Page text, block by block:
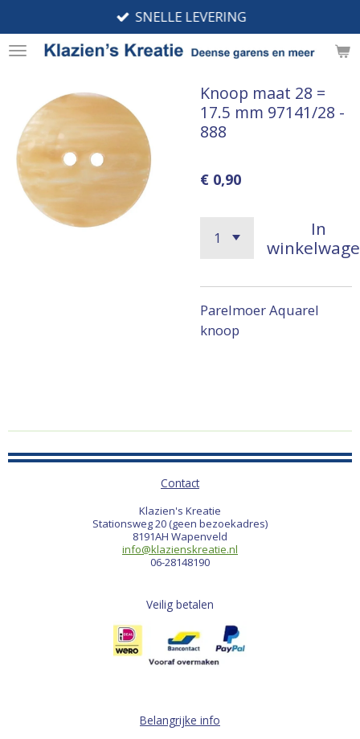
direct
naar
hoofdinhoud
SNELLE LEVERING
Knoop maat 28 =
17.5 mm 97141/28 -
888
€ 0,90
In
Parelmoer Aquarel
knoop
Contact
Klazien's Kreatie
Stationsweg 20 (geen bezoekadres)
8191AH Wapenveld
info@klazienskreatie.nl
06-28148190
Veilig betalen
Belangrijke info